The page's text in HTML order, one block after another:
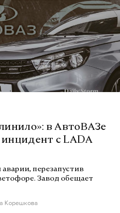
в АвтоВАЗе
инцидент с LADA
перезапустив
Завод обещает
Корешкова